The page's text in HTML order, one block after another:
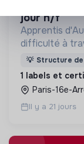
jour h/f
Apprentis
difficulté à
d’éducation,
permettre de
debout.
💡 Structure de
1 labels et
Paris-16e-
Il y a 21 jours